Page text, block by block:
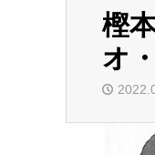
樫
オ